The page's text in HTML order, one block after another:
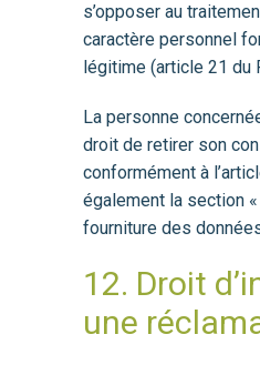
s’opposer au
caractère personnel
légitime (article 21 du
La personne
droit de retirer son
conformément à
également la section
fourniture des
12. Droit
une